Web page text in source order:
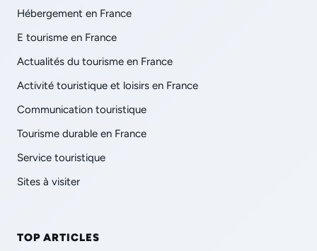
Hébergement en France
E tourisme en France
Actualités du tourisme en France
Activité touristique et loisirs en France
Communication touristique
Tourisme durable en France
Service touristique
Sites à visiter
TOP ARTICLES